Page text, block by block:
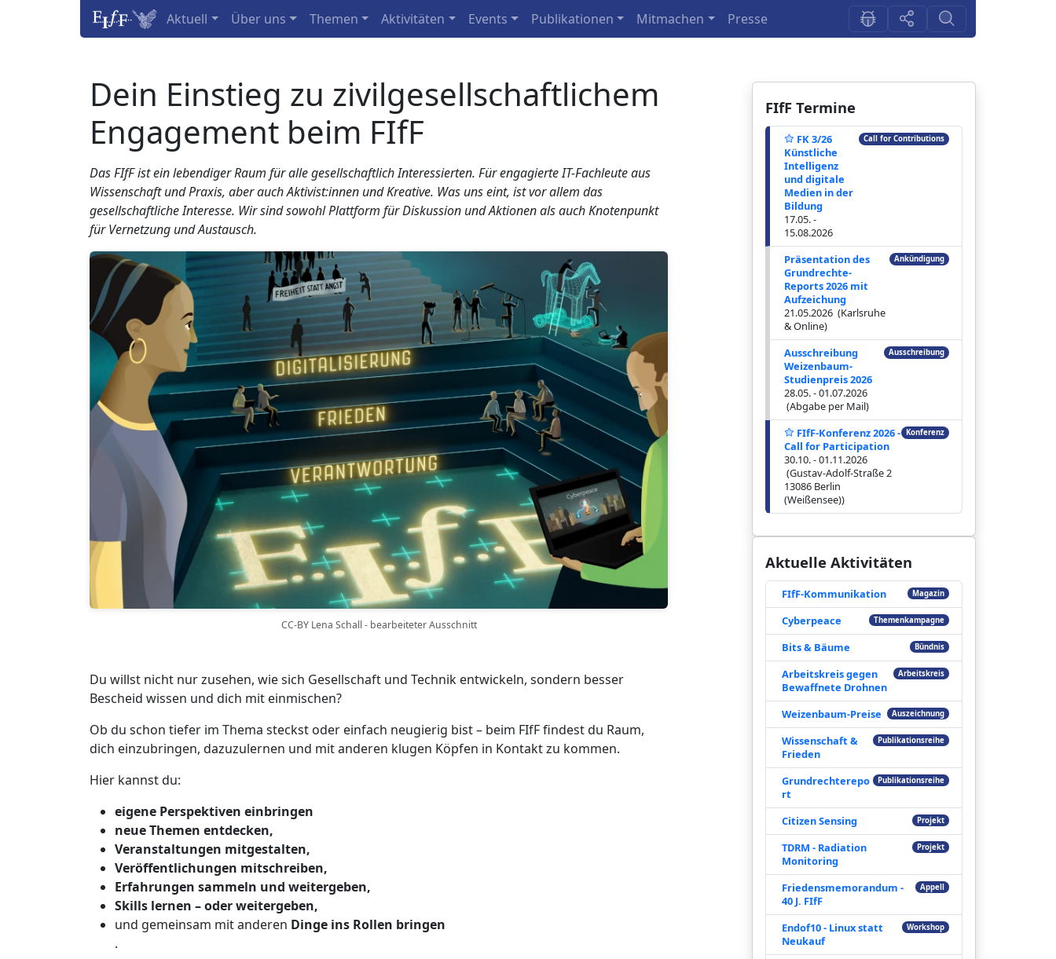
Aktuell Über uns Themen Aktivitäten Events Publikationen Mitmachen Presse
Dein Einstieg zu zivilgesellschaftlichem
Engagement beim FIfF
Das FIfF ist ein lebendiger Raum für alle gesellschaftlich Interessierten. Für engagierte IT-Fachleute aus
Wissenschaft und Praxis, aber auch Aktivist:innen und Kreative. Was uns eint, ist vor allem das
gesellschaftliche Interesse. Wir sind sowohl Plattform für Diskussion und Aktionen als auch Knotenpunkt
für Vernetzung und Austausch.
CC-BY Lena Schall - bearbeiteter Ausschnitt
Du willst nicht nur zusehen, wie sich Gesellschaft und Technik entwickeln, sondern besser
Bescheid wissen und dich mit einmischen?
Ob du schon tiefer im Thema steckst oder einfach neugierig bist – beim FIfF findest du Raum,
dich einzubringen, dazuzulernen und mit anderen klugen Köpfen in Kontakt zu kommen.
Hier kannst du:
eigene Perspektiven einbringen
neue Themen entdecken,
Veranstaltungen mitgestalten,
Veröffentlichungen mitschreiben,
Erfahrungen sammeln und weitergeben,
Skills lernen – oder weitergeben,
und gemeinsam mit anderen Dinge ins Rollen bringen
.
FIfF Termine
FK 3/26
Künstliche
Intelligenz
und digitale
Medien in der
Bildung
17.05. -
15.08.2026
Call for Contributions
Präsentation des
Grundrechte-
Reports 2026 mit
Aufzeichung
21.05.2026 (Karlsruhe
& Online)
Ankündigung
Ausschreibung
Weizenbaum-
Studienpreis 2026
28.05. - 01.07.2026
(Abgabe per Mail)
Ausschreibung
FIfF-Konferenz 2026 -
Call for Participation
30.10. - 01.11.2026
(Gustav-Adolf-Straße 2
13086 Berlin
(Weißensee))
Konferenz
Aktuelle Aktivitäten
FIfF-Kommunikation Magazin
Cyberpeace Themenkampagne
Bits & Bäume Bündnis
Arbeitskreis gegen
Bewaffnete Drohnen
Arbeitskreis
Weizenbaum-Preise Auszeichnung
Wissenschaft &
Frieden
Publikationsreihe
Grundrechterepo
rt
Publikationsreihe
Citizen Sensing Projekt
TDRM - Radiation
Monitoring
Projekt
Friedensmemorandum -
40 J. FIfF
Appell
Endof10 - Linux statt
Neukauf
Workshop